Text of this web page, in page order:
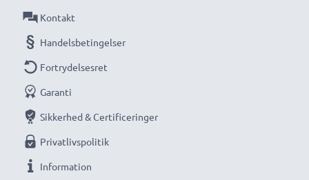
hurtig levering og 3 års garanti!
Kontakt
Handelsbetingelser
Fortrydelsesret
Garanti
Sikkerhed & Certificeringer
Privatlivspolitik
Information